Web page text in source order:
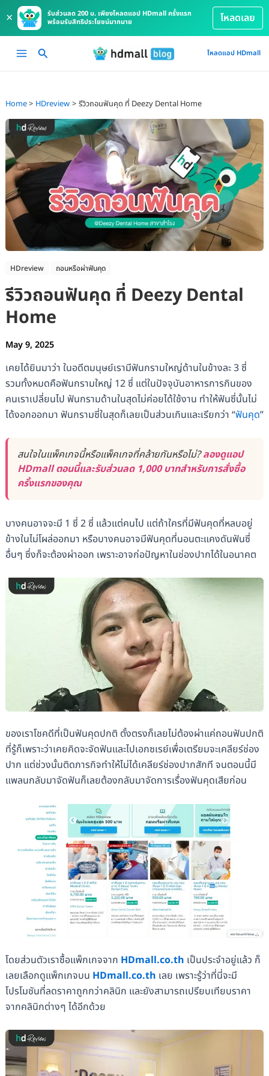
×
รับส่วนลด 200 บ. เพียงโหลดแอป HDmall ครั้งแรก
พร้อมรับสิทธิประโยชน์มากมาย
โหลดเลย
Main
โหลดแอป HDmall
Home HDreview รีวิวถอนฟันคุด ที่ Deezy Dental Home
HDreview ถอนหรือผ่าฟันคุด
รีวิวถอนฟันคุด ที่ Deezy Dental
Home
May 9, 2025
เคยได้ยินมาว่า ในอดีตมนุษย์เรามีฟันกรามใหญ่ด้านในข้างละ 3 ซี่
รวมทั้งหมดคือฟันกรามใหญ่ 12 ซี่ แต่ในปัจจุบันอาหารการกินของ
คนเราเปลี่ยนไป ฟันกรามด้านในสุดไม่ค่อยได้ใช้งาน ทำให้ฟันซี่นั้นไม่
ได้งอกออกมา ฟันกรามซี่ในสุดก็เลยเป็นส่วนเกินและเรียกว่า “ฟันคุด”
สนใจในแพ็คเกจนี้หรือแพ็คเกจที่คล้ายกันหรือไม่?ลองดูแอป
HDmall ตอนนี้และรับส่วนลด 1,000 บาทสำหรับการสั่งซื้อ
ครั้งแรกของคุณ
บางคนอาจจะมี 1 ซี่ 2 ซี่ แล้วแต่คนไป แต่ถ้าใครที่มีฟันคุดที่หลบอยู่
ข้างในไม่โผล่ออกมา หรือบางคนอาจมีฟันคุดที่นอนตะแคงดันฟันซี่
อื่นๆ ซึ่งก็จะต้องผ่าออก เพราะอาจก่อปัญหาในช่องปากได้ในอนาคต
ของเราโชคดีที่เป็นฟันคุดปกติ ตั้งตรงก็เลยไม่ต้องผ่าแค่ถอนฟันปกติ
ที่รู้ก็เพราะว่าเคยคิดจะจัดฟันและไปเอกซเรย์เพื่อเตรียมจะเคลียร์ช่อง
ปาก แต่ช่วงนั้นติดภารกิจทำให้ไม่ได้เคลียร์ช่องปากสักที จนตอนนี้มี
แพลนกลับมาจัดฟันก็เลยต้องกลับมาจัดการเรื่องฟันคุดเสียก่อน
โดยส่วนตัวเราซื้อแพ็กเกจจาก HDmall.co.th เป็นประจำอยู่แล้ว ก็
เลยเลือกดูแพ็กเกจบน HDmall.co.th เลย เพราะรู้ว่าที่นี่จะมี
โปรโมชันที่ลดราคาถูกกว่าคลินิก และยังสามารถเปรียบเทียบราคา
จากคลินิกต่างๆ ได้อีกด้วย